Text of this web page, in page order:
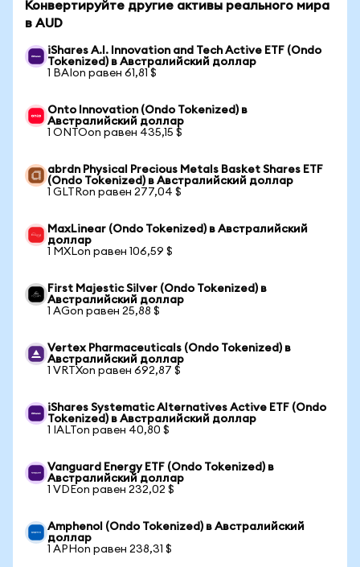
Конвертируйте другие активы реального мира
в AUD
iShares A.I. Innovation and Tech Active ETF (Ondo
Tokenized) в Австралийский доллар
1 BAIon равен 61,81 $
Onto Innovation (Ondo Tokenized) в
Австралийский доллар
1 ONTOon равен 435,15 $
abrdn Physical Precious Metals Basket Shares ETF
(Ondo Tokenized) в Австралийский доллар
1 GLTRon равен 277,04 $
MaxLinear (Ondo Tokenized) в Австралийский
доллар
1 MXLon равен 106,59 $
First Majestic Silver (Ondo Tokenized) в
Австралийский доллар
1 AGon равен 25,88 $
Vertex Pharmaceuticals (Ondo Tokenized) в
Австралийский доллар
1 VRTXon равен 692,87 $
iShares Systematic Alternatives Active ETF (Ondo
Tokenized) в Австралийский доллар
1 IALTon равен 40,80 $
Vanguard Energy ETF (Ondo Tokenized) в
Австралийский доллар
1 VDEon равен 232,02 $
Amphenol (Ondo Tokenized) в Австралийский
доллар
1 APHon равен 238,31 $